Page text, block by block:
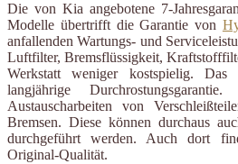
Die von Kia angebotene 7-
Modelle übertrifft die Garantie von
anfallenden Wartungs- und
Luftfilter, Bremsflüssigkeit,
Werkstatt weniger kostspielig.
langjährige
Austauscharbeiten von
Bremsen. Diese können durchaus
durchgeführt werden. Auch dort
Original-Qualität.